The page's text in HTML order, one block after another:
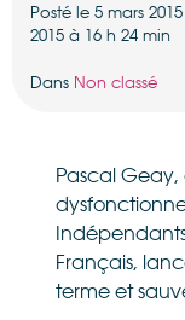
Posté le 5 mars
2015 à 16 h 24 min
Dans Non classé
Pascal Geay,
Français,
terme et